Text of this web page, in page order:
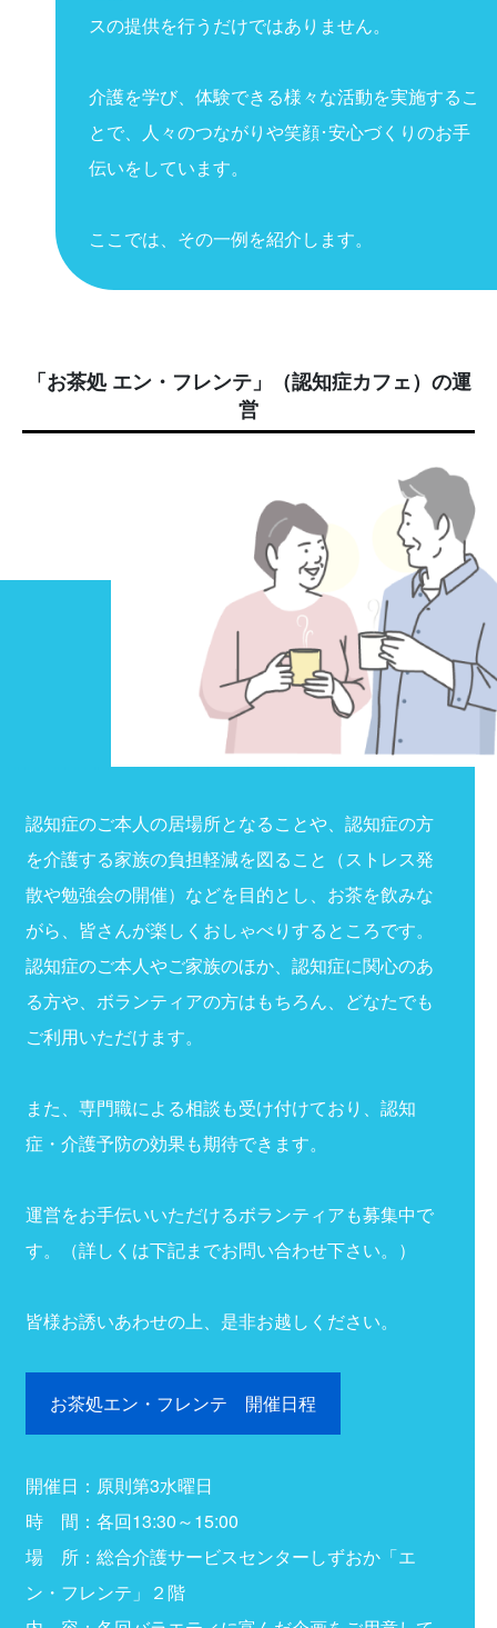
スの提供を行うだけではありません。
介護を学び、体験できる様々な活動を実施するこ
とで、人々のつながりや笑顔･安心づくりのお手
伝いをしています。
ここでは、その一例を紹介します。
「お茶処 エン・フレンテ」（認知症カフェ）の運
営
認知症のご本人の居場所となることや、認知症の方
を介護する家族の負担軽減を図ること（ストレス発
散や勉強会の開催）などを目的とし、お茶を飲みな
がら、皆さんが楽しくおしゃべりするところです。
認知症のご本人やご家族のほか、認知症に関心のあ
る方や、ボランティアの方はもちろん、どなたでも
ご利用いただけます。
また、専門職による相談も受け付けており、認知
症・介護予防の効果も期待できます。
運営をお手伝いいただけるボランティアも募集中で
す。（詳しくは下記までお問い合わせ下さい。）
皆様お誘いあわせの上、是非お越しください。
お茶処エン・フレンテ 開催日程
開催日：原則第3水曜日
時 間：各回13:30～15:00
場 所：総合介護サービスセンターしずおか「エ
ン・フレンテ」２階